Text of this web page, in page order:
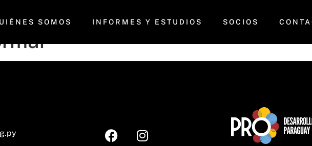
SOMOS INFORMES Y ESTUDIOS SOCIOS
en Paraguay – el contexto